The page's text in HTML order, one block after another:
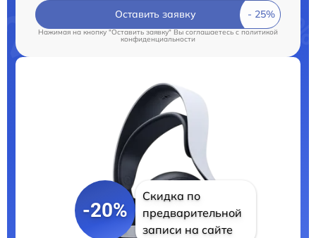
Оставить заявку
Нажимая на кнопку "Оставить заявку" Вы соглашаетесь cполитикой
конфиденциальности
-20%
Скидка по
предварительной
записи на сайте